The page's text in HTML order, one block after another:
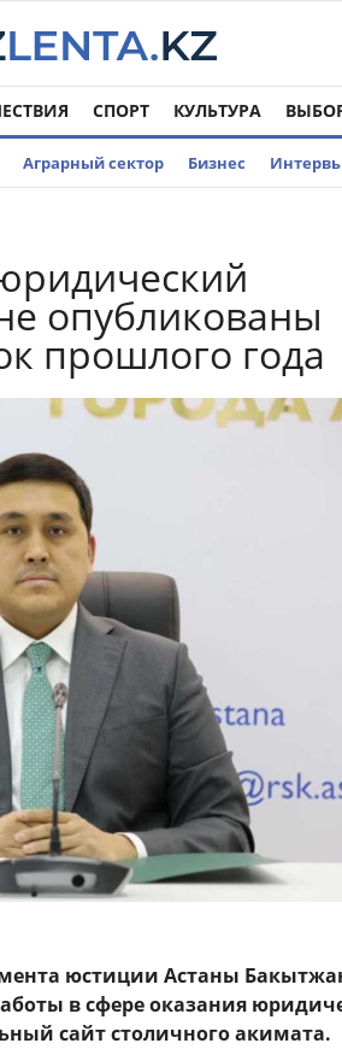
СПОРТ КУЛЬТУРА
Аграрный сектор Бизнес
опубликованы
прошлого года
юстиции Астаны
в сфере оказания
сайт столичного акимата.